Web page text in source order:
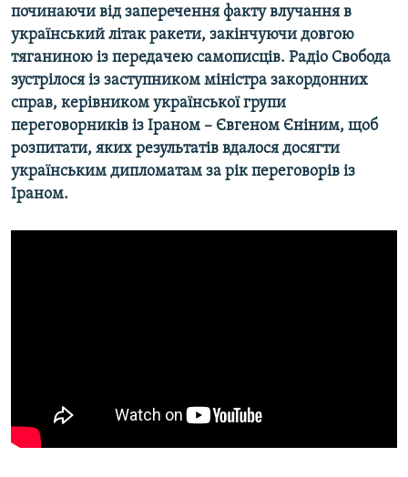
починаючи від заперечення факту влучання в
український літак ракети, закінчуючи довгою
тяганиною із передачею самописців. Радіо Свобода
зустрілося із заступником міністра закордонних
справ, керівником української групи
переговорників із Іраном – Євгеном Єніним, щоб
розпитати, яких результатів вдалося досягти
українським дипломатам за рік переговорів із
Іраном.